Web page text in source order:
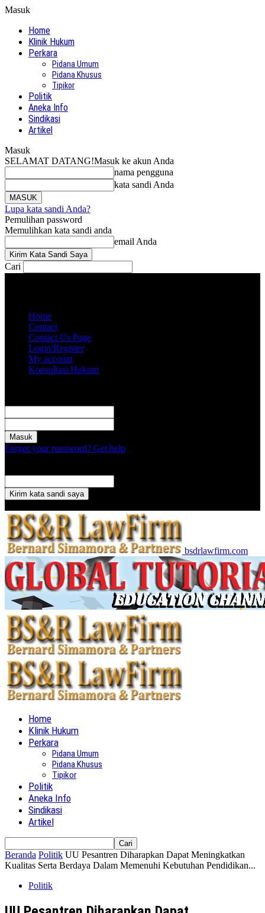
Masuk
Home
Klinik Hukum
Perkara
Pidana Umum
Pidana Khusus
Tipikor
Politik
Aneka Info
Sindikasi
Artikel
Masuk
SELAMAT DATANG!Masuk ke akun Anda
nama pengguna
kata sandi Anda
Lupa kata sandi Anda?
Pemulihan password
Memulihkan kata sandi anda
email Anda
Cari
Home
Contact
Contact Us Page
Login/Register
My account
Konsultasi Hukum
Forgot your password? Get help
bsdrlawfirm.com
Home
Klinik Hukum
Perkara
Pidana Umum
Pidana Khusus
Tipikor
Politik
Aneka Info
Sindikasi
Artikel
Beranda Politik UU Pesantren Diharapkan Dapat Meningkatkan
Kualitas Serta Berdaya Dalam Memenuhi Kebutuhan Pendidikan...
Politik